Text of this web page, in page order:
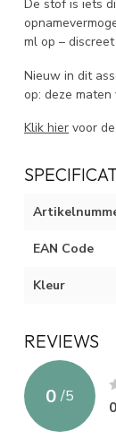
De stof is iets
ml op –
Nieuw in dit
op: deze
Klik hier voor
EAN Code
Kleur
REVIEWS
0 /5
0